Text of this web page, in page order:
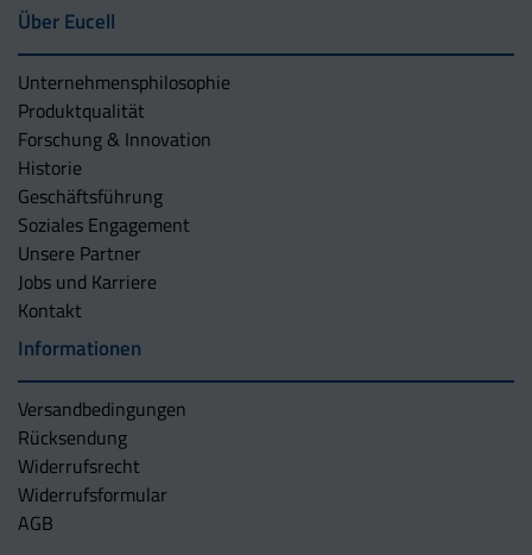
Über Eucell
Unternehmens­philosophie
Produktqualität
Forschung & Innovation
Historie
Geschäftsführung
Soziales Engagement
Unsere Partner
Jobs und Karriere
Kontakt
Informationen
Versandbedingungen
Rücksendung
Widerrufsrecht
Widerrufsformular
AGB